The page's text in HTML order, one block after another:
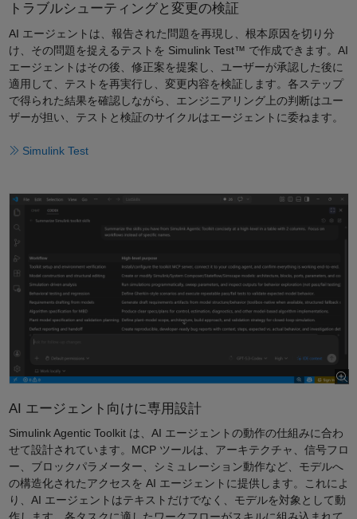
トラブルシューティングと変更の検証
AI エージェントは、報告された問題を再現し、根本原因を切り分
け、その問題を捉えるテストを Simulink Test™ で作成できます。AI
エージェントはその後、修正案を提案し、ユーザーが承認した後に
適用して、テストを再実行し、変更内容を検証します。各ステップ
で得られた結果を確認しながら、エンジニアリング上の判断はユー
ザーが担い、テストと検証のサイクルはエージェントに委ねます。
Simulink Test
AI エージェント向けに専用設計
Simulink Agentic Toolkit は、AI エージェントの動作の仕組みに合わ
せて設計されています。MCP ツールは、アーキテクチャ、信号フロ
ー、ブロックパラメーター、シミュレーション動作など、モデルへ
の構造化されたアクセスを AI エージェントに提供します。これによ
り、AI エージェントはテキストだけでなく、モデルを対象として動